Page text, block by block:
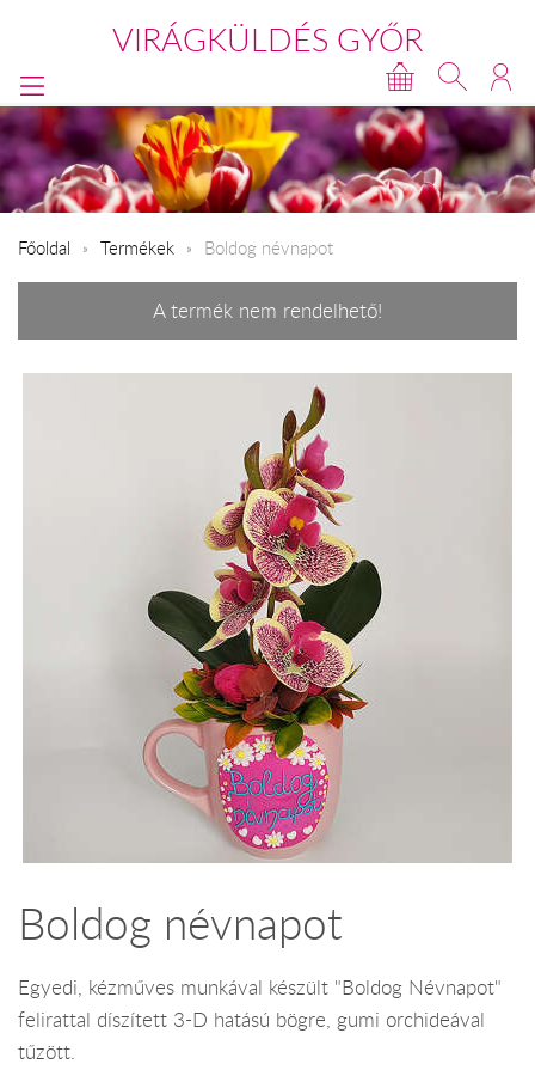
VIRÁGKÜLDÉS GYŐR
Főoldal Termékek Boldog névnapot
A termék nem rendelhető!
Boldog névnapot
Egyedi, kézműves munkával készült "Boldog Névnapot"
felirattal díszített 3-D hatású bögre, gumi orchideával
tűzött.